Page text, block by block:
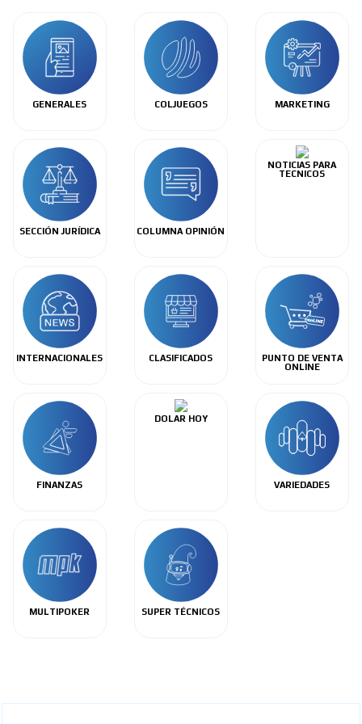
GENERALES COLJUEGOS MARKETING
SECCIÓN JURÍDICA COLUMNA OPINIÓN
NOTICIAS PARA
TECNICOS
INTERNACIONALES CLASIFICADOS
PUNTO DE VENTA
ONLINE
FINANZAS
DOLAR HOY
VARIEDADES
MULTIPOKER SUPER TÉCNICOS